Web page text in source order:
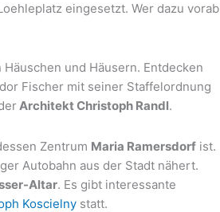
eingesetzt. Wer dazu vorab
und Häusern. Entdecken
Fischer mit seiner Staffelordnung
Architekt Christoph Randl.
Zentrum Maria Ramersdorf ist.
Autobahn aus der Stadt nähert.
Altar. Es gibt interessante
Koscielny statt.